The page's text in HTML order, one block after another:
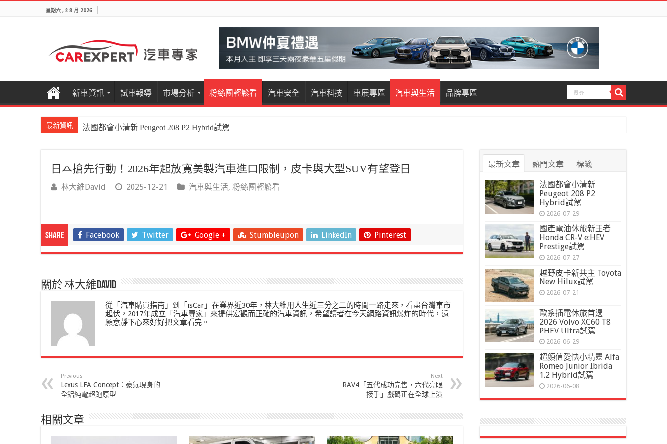
星期六 , 8 8 月 2026
新車資訊 試車報導 市場分析 粉絲團輕鬆看 汽車安全 汽車科技 車展專區 汽車與生活 品牌專區
最新資訊 法國都會小清新 Peugeot 208 P2 Hybrid試駕
日本搶先行動！2026年起放寬美製汽車進口限制，皮卡與大型SUV有望登日
林大維David 2025-12-21 汽車與生活, 粉絲團輕鬆看
Share Facebook Twitter Google + Stumbleupon LinkedIn Pinterest
關於 林大維David
從「汽車購買指南」到「isCar」在業界近30年，林大維用人生近三分之二的時間一路走來，看盡台灣車市
起伏，2017年成立「汽車專家」來提供宏觀而正確的汽車資訊，希望讀者在今天網路資訊爆炸的時代，還
願意靜下心來好好把文章看完。
Previous
Lexus LFA Concept：豪氣現身的
全鋁純電超跑原型
Next
RAV4「五代成功完售，六代亮眼
接手」戲碼正在全球上演
相關文章
最新文章 熱門文章 標籤
法國都會小清新
Peugeot 208 P2
Hybrid試駕
2026-07-29
國產電油休旅新王者
Honda CR-V e:HEV
Prestige試駕
2026-07-27
越野皮卡新共主 Toyota
New Hilux試駕
2026-07-21
歐系插電休旅首選
2026 Volvo XC60 T8
PHEV Ultra試駕
2026-06-29
超顏值愛快小精靈 Alfa
Romeo Junior Ibrida
1.2 Hybrid試駕
2026-06-08